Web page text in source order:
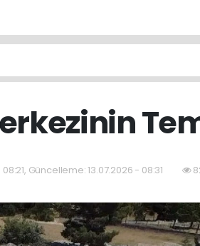
08:21, Güncelleme: 13.07.2026 - 08:31